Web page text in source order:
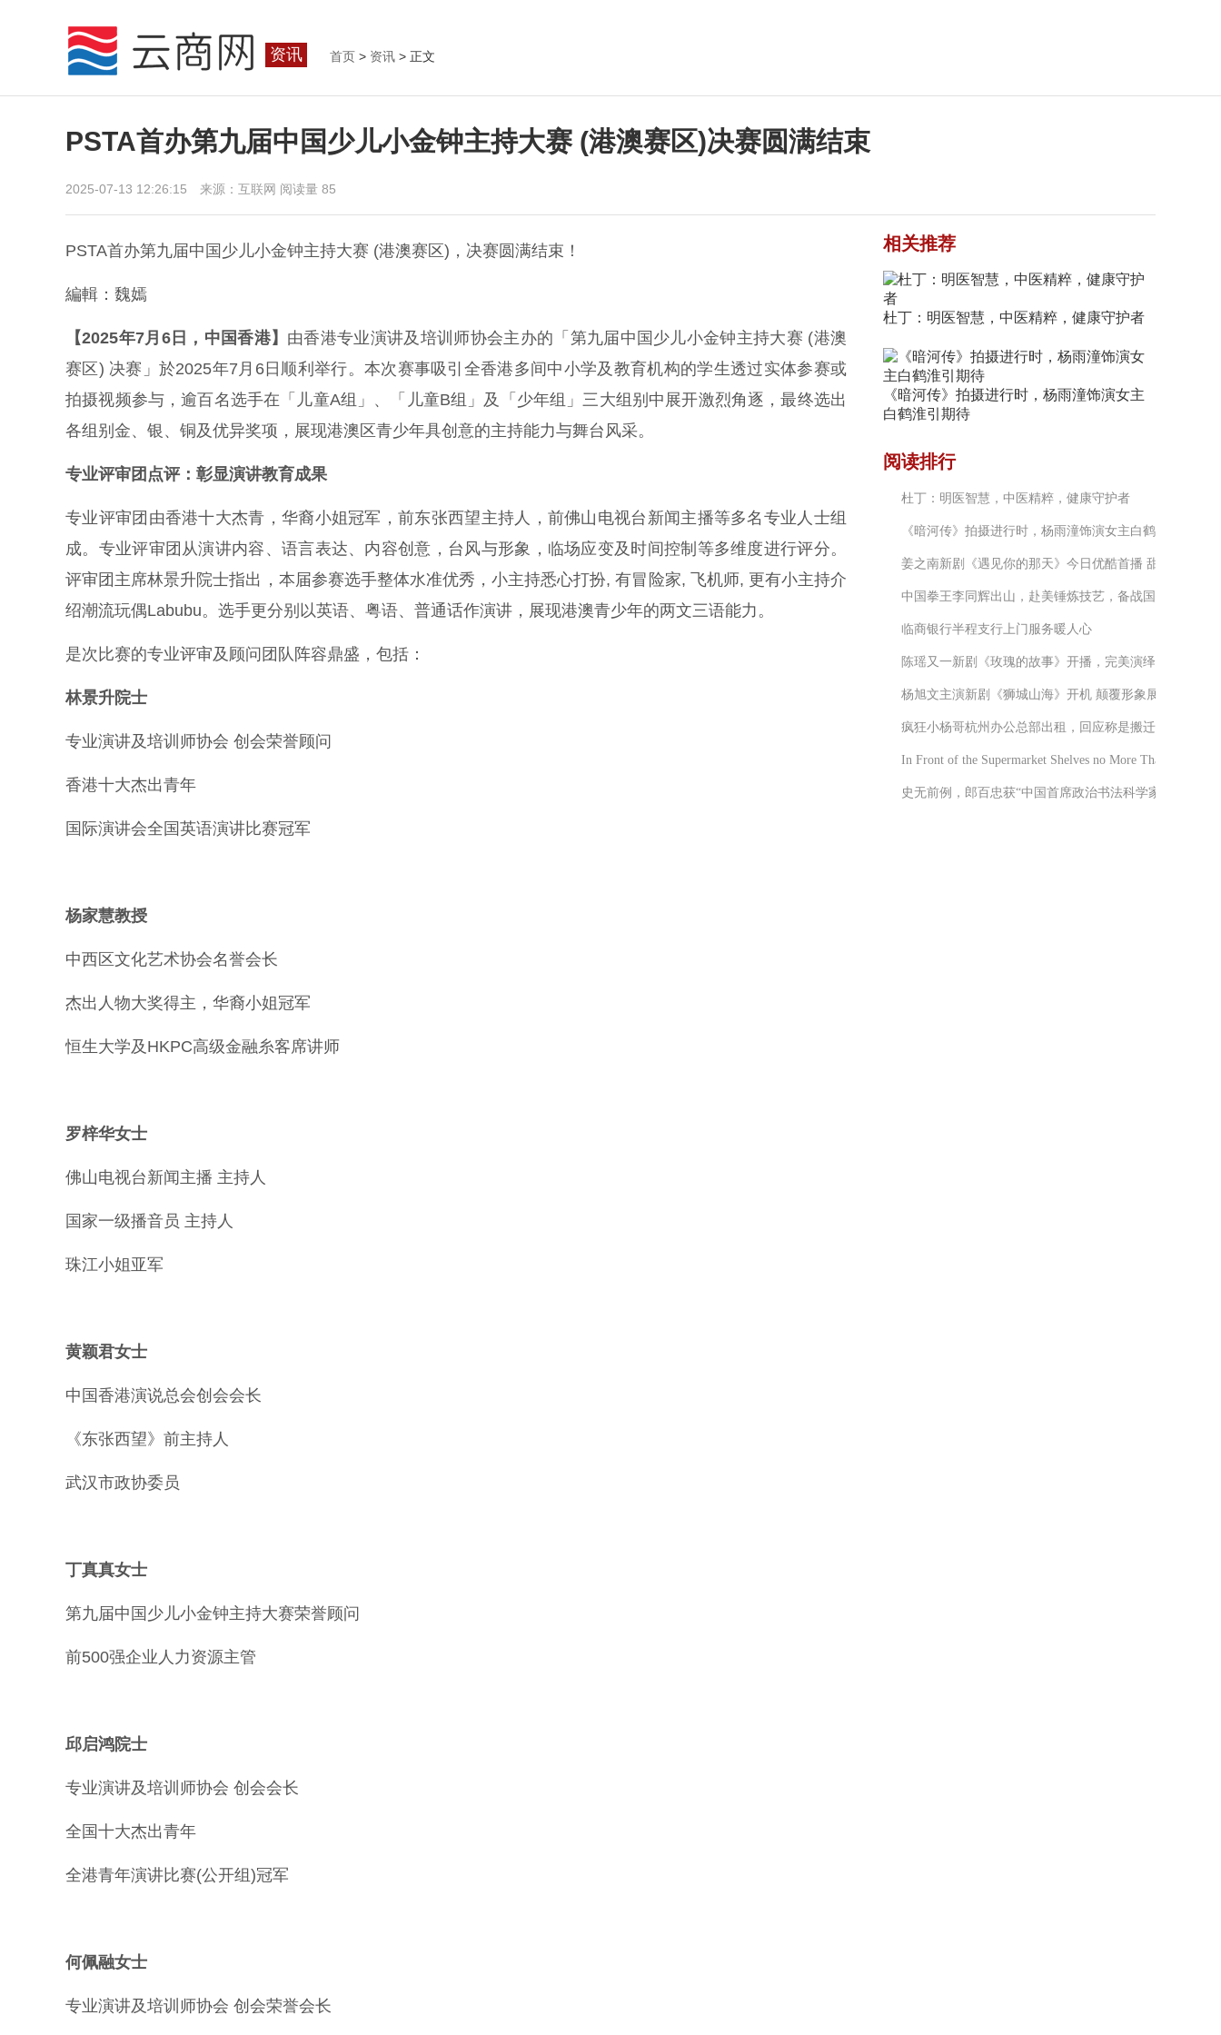
资讯 首页 > 资讯 > 正文
PSTA首办第九届中国少儿小金钟主持大赛 (港澳赛区)决赛圆满结束
2025-07-13 12:26:15 来源：互联网 阅读量 85
PSTA首办第九届中国少儿小金钟主持大赛 (港澳赛区)，决赛圆满结束！
編輯：魏嫣
【2025年7月6日，中国香港】 由香港专业演讲及培训师协会主办的「第九届中国少儿小金钟主持大赛 (港澳
赛区) 决赛」於2025年7月6日顺利举行。本次赛事吸引全香港多间中小学及教育机构的学生透过实体参赛或
拍摄视频参与，逾百名选手在「儿童A组」、「儿童B组」及「少年组」三大组别中展开激烈角逐，最终选出
各组别金、银、铜及优异奖项，展现港澳区青少年具创意的主持能力与舞台风采。
专业评审团点评：彰显演讲教育成果
专业评审团由香港十大杰青，华裔小姐冠军，前东张西望主持人，前佛山电视台新闻主播等多名专业人士组
成。专业评审团从演讲内容、语言表达、内容创意，台风与形象，临场应变及时间控制等多维度进行评分。
评审团主席林景升院士指出，本届参赛选手整体水准优秀，小主持悉心打扮, 有冒险家, 飞机师, 更有小主持介
绍潮流玩偶Labubu。选手更分别以英语、粤语、普通话作演讲，展现港澳青少年的两文三语能力。
是次比赛的专业评审及顾问团队阵容鼎盛，包括：
林景升院士
专业演讲及培训师协会 创会荣誉顾问
香港十大杰出青年
国际演讲会全国英语演讲比赛冠军
杨家慧教授
中西区文化艺术协会名誉会长
杰出人物大奖得主，华裔小姐冠军
恒生大学及HKPC高级金融糸客席讲师
罗梓华女士
佛山电视台新闻主播 主持人
国家一级播音员 主持人
珠江小姐亚军
黄颖君女士
中国香港演说总会创会会长
《东张西望》前主持人
武汉市政协委员
丁真真女士
第九届中国少儿小金钟主持大赛荣誉顾问
前500强企业人力资源主管
邱启鸿院士
专业演讲及培训师协会 创会会长
全国十大杰出青年
全港青年演讲比赛(公开组)冠军
何佩融女士
专业演讲及培训师协会 创会荣誉会长
相关推荐
杜丁：明医智慧，中医精粹，健康守护者
《暗河传》拍摄进行时，杨雨潼饰演女主
白鹤淮引期待
阅读排行
杜丁：明医智慧，中医精粹，健康守护者
《暗河传》拍摄进行时，杨雨潼饰演女主白鹤淮引期待
姜之南新剧《遇见你的那天》今日优酷首播 甜到少女心
中国拳王李同辉出山，赴美锤炼技艺，备战国际赛场
临商银行半程支行上门服务暖人心
陈瑶又一新剧《玫瑰的故事》开播，完美演绎精英范儿
杨旭文主演新剧《狮城山海》开机 颠覆形象展露演员可
疯狂小杨哥杭州办公总部出租，回应称是搬迁新地址
In Front of the Supermarket Shelves no More Than 20
史无前例，郎百忠获“中国首席政治书法科学家”殊荣